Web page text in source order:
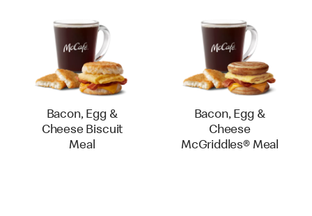
Bacon, Egg &
Cheese Biscuit
Meal
Bacon, Egg &
Cheese
McGriddles® Meal